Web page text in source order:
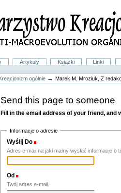
Artykuły Książki
Linki
ogólnie →Marek M. Mroziuk, Z
Send this page to someone
Fill in the email address of your friend, and
Informacje o adresie
Wyślij Do
Adres e-mail na jaki mamy wysłać informacje o
Od
Twój adres e-mail.